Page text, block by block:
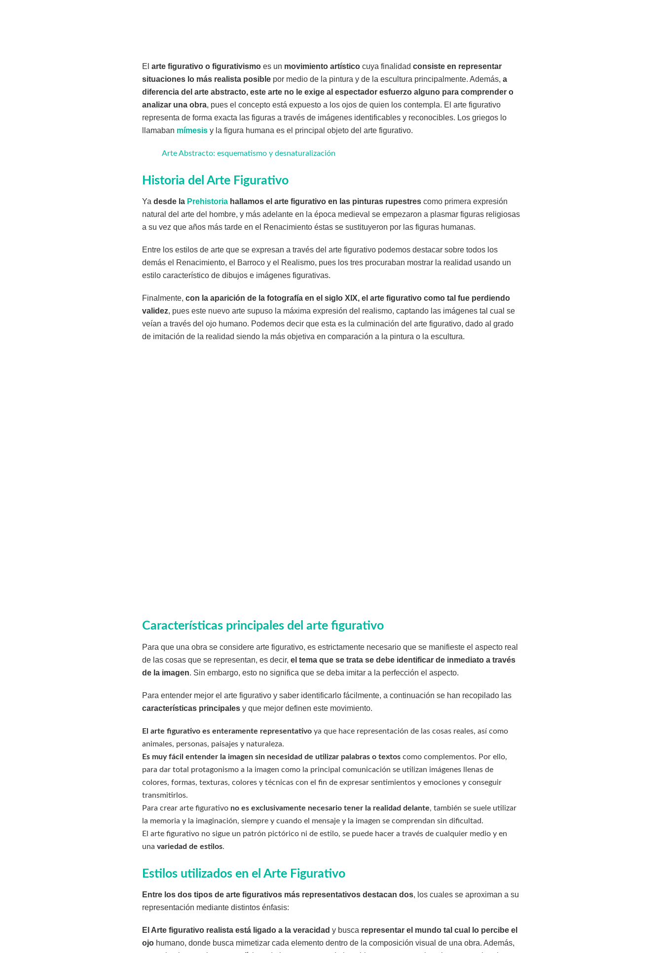
El arte figurativo o figurativismo es un movimiento artístico cuya finalidad consiste en representar
situaciones lo más realista posible por medio de la pintura y de la escultura principalmente. Además, a
diferencia del arte abstracto, este arte no le exige al espectador esfuerzo alguno para comprender o
analizar una obra, pues el concepto está expuesto a los ojos de quien los contempla. El arte figurativo
representa de forma exacta las figuras a través de imágenes identificables y reconocibles. Los griegos lo
llamaban mímesis y la figura humana es el principal objeto del arte figurativo.
Arte Abstracto: esquematismo y desnaturalización
Historia del Arte Figurativo
Ya desde la Prehistoria hallamos el arte figurativo en las pinturas rupestres como primera expresión
natural del arte del hombre, y más adelante en la época medieval se empezaron a plasmar figuras religiosas
a su vez que años más tarde en el Renacimiento éstas se sustituyeron por las figuras humanas.
Entre los estilos de arte que se expresan a través del arte figurativo podemos destacar sobre todos los
demás el Renacimiento, el Barroco y el Realismo, pues los tres procuraban mostrar la realidad usando un
estilo característico de dibujos e imágenes figurativas.
Finalmente, con la aparición de la fotografía en el siglo XIX, el arte figurativo como tal fue perdiendo
validez, pues este nuevo arte supuso la máxima expresión del realismo, captando las imágenes tal cual se
veían a través del ojo humano. Podemos decir que esta es la culminación del arte figurativo, dado al grado
de imitación de la realidad siendo la más objetiva en comparación a la pintura o la escultura.
Características principales del arte figurativo
Para que una obra se considere arte figurativo, es estrictamente necesario que se manifieste el aspecto real
de las cosas que se representan, es decir, el tema que se trata se debe identificar de inmediato a través
de la imagen. Sin embargo, esto no significa que se deba imitar a la perfección el aspecto.
Para entender mejor el arte figurativo y saber identificarlo fácilmente, a continuación se han recopilado las
características principales y que mejor definen este movimiento.
El arte figurativo es enteramente representativo ya que hace representación de las cosas reales, así como
animales, personas, paisajes y naturaleza.
Es muy fácil entender la imagen sin necesidad de utilizar palabras o textos como complementos. Por ello,
para dar total protagonismo a la imagen como la principal comunicación se utilizan imágenes llenas de
colores, formas, texturas, colores y técnicas con el fin de expresar sentimientos y emociones y conseguir
transmitirlos.
Para crear arte figurativo no es exclusivamente necesario tener la realidad delante, también se suele utilizar
la memoria y la imaginación, siempre y cuando el mensaje y la imagen se comprendan sin dificultad.
El arte figurativo no sigue un patrón pictórico ni de estilo, se puede hacer a través de cualquier medio y en
una variedad de estilos.
Estilos utilizados en el Arte Figurativo
Entre los dos tipos de arte figurativos más representativos destacan dos, los cuales se aproximan a su
representación mediante distintos énfasis:
El Arte figurativo realista está ligado a la veracidad y busca representar el mundo tal cual lo percibe el
ojo humano, donde busca mimetizar cada elemento dentro de la composición visual de una obra. Además,